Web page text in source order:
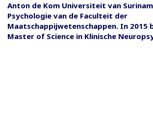
Anton de Kom Universiteit van
Psychologie van de Faculteit der
Maatschappijwetenschappen. In 2015
Master of Science in Klinische